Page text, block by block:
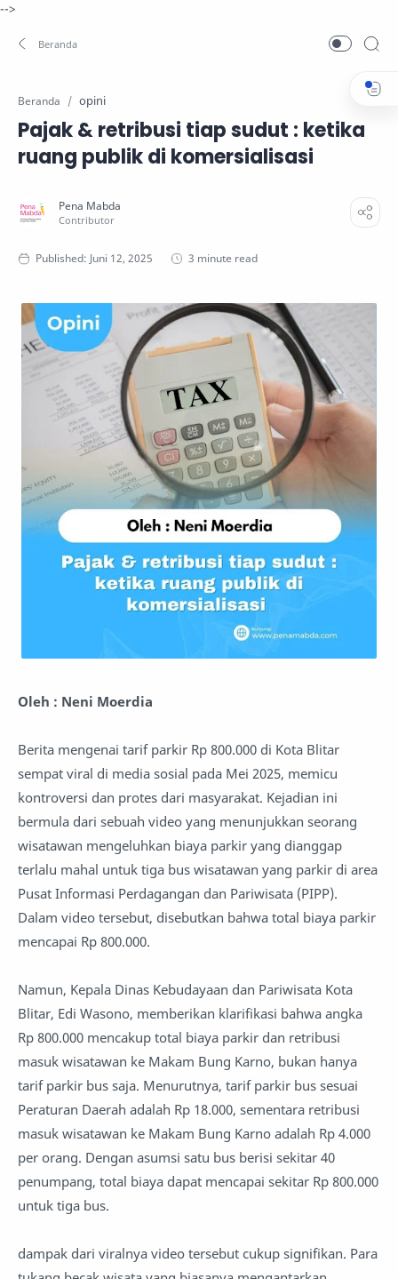
-->
Beranda opini
Pajak & retribusi tiap sudut : ketika
ruang publik di komersialisasi
3 minute read
Oleh : Neni Moerdia
Berita mengenai tarif parkir Rp 800.000 di Kota Blitar
sempat viral di media sosial pada Mei 2025, memicu
kontroversi dan protes dari masyarakat. Kejadian ini
bermula dari sebuah video yang menunjukkan seorang
wisatawan mengeluhkan biaya parkir yang dianggap
terlalu mahal untuk tiga bus wisatawan yang parkir di area
Pusat Informasi Perdagangan dan Pariwisata (PIPP).
Dalam video tersebut, disebutkan bahwa total biaya parkir
mencapai Rp 800.000.
Namun, Kepala Dinas Kebudayaan dan Pariwisata Kota
Blitar, Edi Wasono, memberikan klarifikasi bahwa angka
Rp 800.000 mencakup total biaya parkir dan retribusi
masuk wisatawan ke Makam Bung Karno, bukan hanya
tarif parkir bus saja. Menurutnya, tarif parkir bus sesuai
Peraturan Daerah adalah Rp 18.000, sementara retribusi
masuk wisatawan ke Makam Bung Karno adalah Rp 4.000
per orang. Dengan asumsi satu bus berisi sekitar 40
penumpang, total biaya dapat mencapai sekitar Rp 800.000
untuk tiga bus.
dampak dari viralnya video tersebut cukup signifikan. Para